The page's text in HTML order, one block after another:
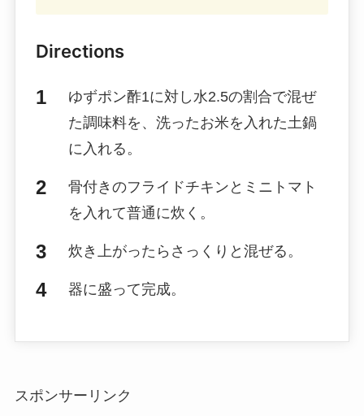
Directions
ゆずポン酢1に対し水2.5の割合で混ぜ
た調味料を、洗ったお米を入れた土鍋
に入れる。
骨付きのフライドチキンとミニトマト
を入れて普通に炊く。
炊き上がったらさっくりと混ぜる。
器に盛って完成。
スポンサーリンク